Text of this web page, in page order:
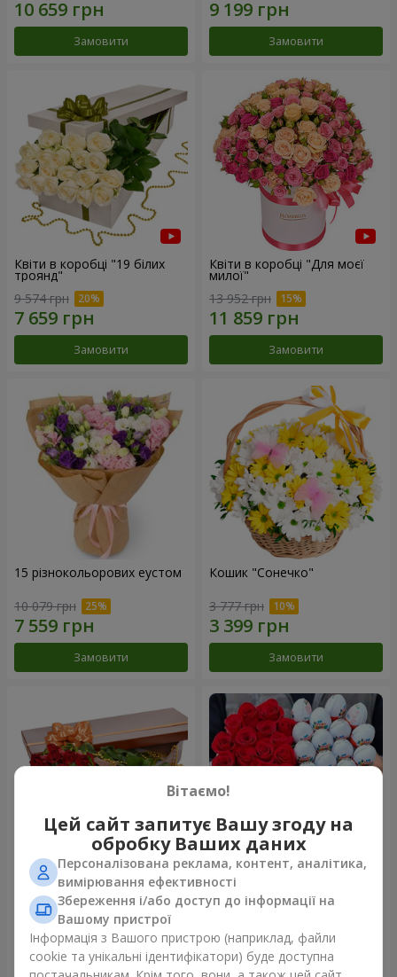
Замовити Замовити
Квіти в коробці "19 білих
троянд"
9 574 грн
Замовити
Квіти в коробці "Для моєї
милої"
13 952 грн
Замовити
15 різнокольорових еустом
10 079 грн
Замовити
Кошик "Сонечко"
3 777 грн
Замовити
Квіти в коробці "25
червоних троянд!"
13 941 грн
Замовити
Композиція в коробці
"Коханій"
Замовити
Вітаємо!
Цей сайт запитує Вашу згоду на
обробку Ваших даних
Персоналізована реклама, контент, аналітика,
вимірювання ефективності
Збереження і/або доступ до інформації на
Вашому пристрої
Інформація з Вашого пристрою (наприклад, файли
cookie та унікальні ідентифікатори) буде доступна